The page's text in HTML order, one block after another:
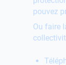
pouvez
Ou faire